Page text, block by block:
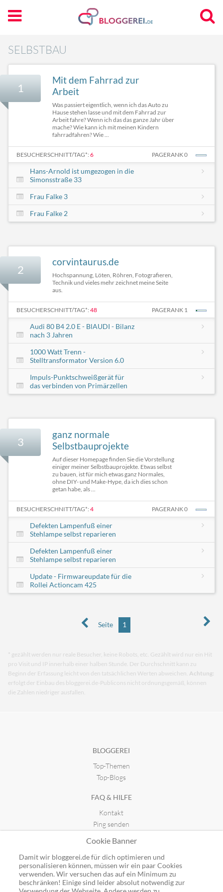
SELBSTBAU
1
Mit dem Fahrrad zur
Arbeit
Was passiert eigentlich, wenn ich das Auto zu
Hause stehen lasse und mit dem Fahrrad zur
Arbeit fahre? Wenn ich das das ganze Jahr über
mache? Wie kann ich mit meinen Kindern
fahrradfahren? Wie ...
BESUCHERSCHNITT/TAG*: 6 PAGERANK 0
Hans-Arnold ist umgezogen in die
Simonsstraße 33
Frau Falke 3
Frau Falke 2
2
corvintaurus.de
Hochspannung, Löten, Röhren, Fotografieren,
Technik und vieles mehr zeichnet meine Seite
aus.
BESUCHERSCHNITT/TAG*: 48 PAGERANK 1
Audi 80 B4 2.0 E - BlAUDI - Bilanz
nach 3 Jahren
1000 Watt Trenn -
Stelltransformator Version 6.0
Impuls-Punktschweißgerät für
das verbinden von Primärzellen
3
ganz normale
Selbstbauprojekte
Auf dieser Homepage finden Sie die Vorstellung
einiger meiner Selbstbauprojekte. Etwas selbst
zu bauen, ist für mich etwas ganz Normales,
ohne DIY- und Make-Hype, da ich dies schon
getan habe, als ...
BESUCHERSCHNITT/TAG*: 4 PAGERANK 0
Defekten Lampenfuß einer
Stehlampe selbst reparieren
Defekten Lampenfuß einer
Stehlampe selbst reparieren
Update - Firmwareupdate für die
Rollei Actioncam 425
Seite 1
* gezählt werden nur reale Besucher, keine Robots, etc. Gezählt wird nur ein Hit
pro Visit und IP innerhalb einer halben Stunde. Der Durchschnitt kann zu
Beginn der Erfassung leicht von den tatsächlichen Werten abweichen. Achtung:
erfolgt der Einbau des bloggerei.de-Publicons nicht ordnungsgemäß, können
die Zahlen niedriger ausfallen.
BLOGGEREI
Top-Themen
Top-Blogs
FAQ & HILFE
Kontakt
Ping senden
GUTSCHEINE
Top-Gutscheine
Alle Shops
Cookie Banner
Damit wir bloggerei.de für dich optimieren und
personalisieren können, müssen wir ein paar Cookies
verwenden. Wir versuchen das auf ein Minimum zu
beschränken! Einige sind leider absolut notwendig zur